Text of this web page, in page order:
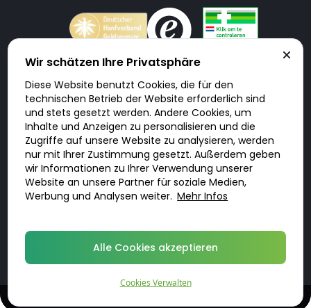
Doktorabc.com ist eine Vermittlungsplattform. Doktorabc ist ausdrücklich
keine Internetapotheke. Doktorabc bietet keine Medikamente oder
sonstige Produkte an oder liefert diese. Jegliche Informationen zu
Produkten, Medikamenten und Preisen auf der Internetseite beinhalten
kein Angebot von Doktorabc an Sie. Für die Einhaltung der in Ihrem Land
geltenden Gesetze und sonstigen Rechtsvorschriften sind Sie als Nutzer
selbst verantwortlich. Die Nutzung unseres Services auf Doktorabc durch
Sie erfolgt auf eigenes Risiko und in eigener Verantwortung. Sie erklären,
diese Internetseite aus eigener Initiative zu besuchen und zu nutzen.
Wir schätzen Ihre Privatsphäre
Diese Website benutzt Cookies, die für den
technischen Betrieb der Website erforderlich sind
und stets gesetzt werden. Andere Cookies, um
Inhalte und Anzeigen zu personalisieren und die
Zugriffe auf unsere Website zu analysieren, werden
nur mit Ihrer Zustimmung gesetzt. Außerdem geben
wir Informationen zu Ihrer Verwendung unserer
Website an unsere Partner für soziale Medien,
Werbung und Analysen weiter. Mehr Infos
Alle Cookies akzeptieren
Cookies Verwalten